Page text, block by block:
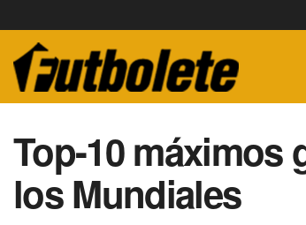
Top-10 máximos
los Mundiales